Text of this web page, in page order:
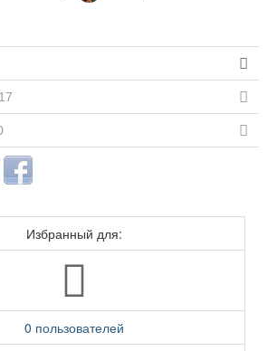
Избранный для:
0 пользователей